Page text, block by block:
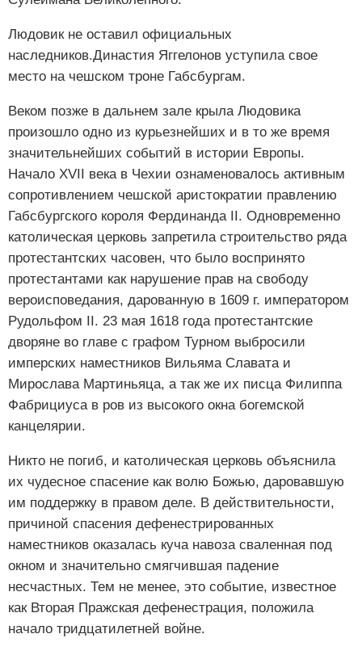
Людовик не оставил официальных
наследников.Династия Яггелонов уступила свое
место на чешском троне Габсбургам.
Веком позже в дальнем зале крыла Людовика
произошло одно из курьезнейших и в то же время
значительнейших событий в истории Европы.
Начало XVII века в Чехии ознаменовалось активным
сопротивлением чешской аристократии правлению
Габсбургского короля Фердинанда II. Одновременно
католическая церковь запретила строительство ряда
протестантских часовен, что было воспринято
протестантами как нарушение прав на свободу
вероисповедания, дарованную в 1609 г. императором
Рудольфом II. 23 мая 1618 года протестантские
дворяне во главе с графом Турном выбросили
имперских наместников Вильяма Славата и
Мирослава Мартиньяца, а так же их писца Филиппа
Фабрициуса в ров из высокого окна богемской
канцелярии.
Никто не погиб, и католическая церковь объяснила
их чудесное спасение как волю Божью, даровавшую
им поддержку в правом деле. В действительности,
причиной спасения дефенестрированных
наместников оказалась куча навоза сваленная под
окном и значительно смягчившая падение
несчастных. Тем не менее, это событие, известное
как Вторая Пражская дефенестрация, положила
начало тридцатилетней войне.